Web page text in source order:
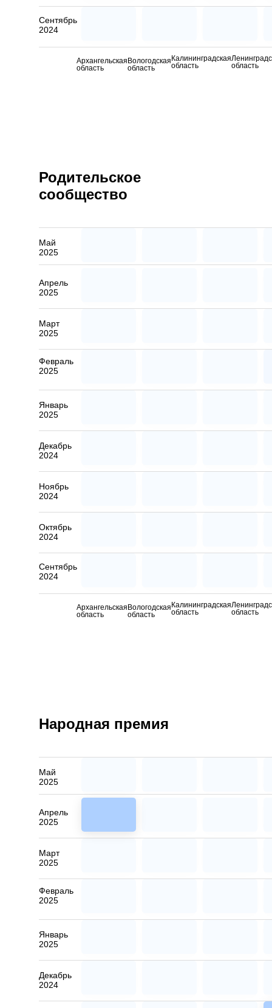
Сентябрь
2024
Архангельская
область
Вологодская
область
Калининградская
область
область
Родительское
сообщество
Май
2025
Апрель
2025
Март
2025
Февраль
2025
Январь
2025
Декабрь
2024
Ноябрь
2024
Октябрь
2024
Сентябрь
2024
Архангельская
область
Вологодская
область
Калининградская
область
область
Народная премия
Май
2025
Апрель
2025
Март
2025
Февраль
2025
Январь
2025
Декабрь
2024